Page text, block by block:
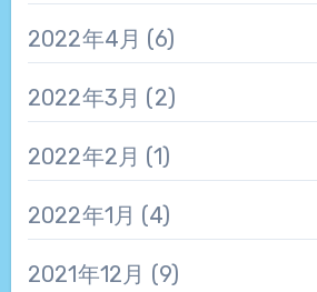
2022年4月 (6)
2022年3月 (2)
2022年2月 (1)
2022年1月 (4)
2021年12月 (9)